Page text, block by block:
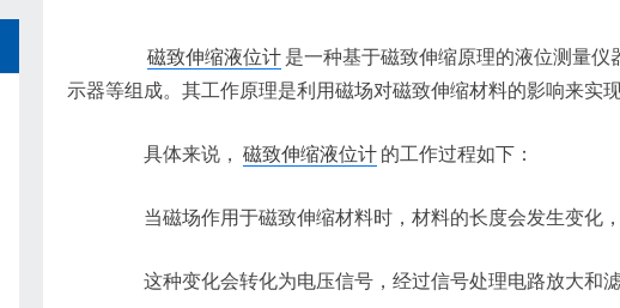
磁致伸缩液位计 是一种基于磁致伸缩原理的液位测量仪
示器等组成。其工作原理是利用磁场对磁致伸缩材料的影响来实现
具体来说， 磁致伸缩液位计 的工作过程如下：
当磁场作用于磁致伸缩材料时，材料的长度会发生变化，
这种变化会转化为电压信号，经过信号处理电路放大和滤